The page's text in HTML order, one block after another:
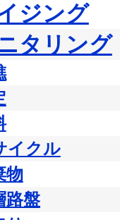
ジング
タリング
イクル
物
路盤